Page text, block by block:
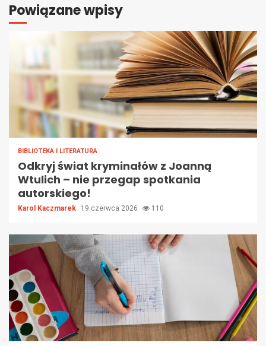
Powiązane wpisy
BIBLIOTEKA I LITERATURA
Odkryj świat kryminałów z Joanną
Wtulich – nie przegap spotkania
autorskiego!
Karol Kaczmarek 19 czerwca 2026 110